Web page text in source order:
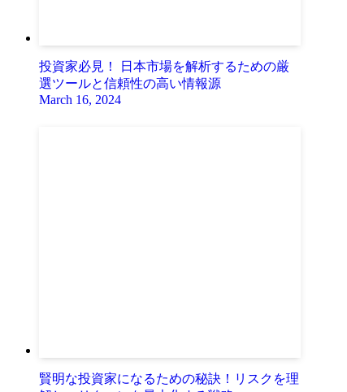
投資家必見！ 日本市場を解析するための厳
選ツールと信頼性の高い情報源
March 16, 2024
賢明な投資家になるための秘訣！リスクを理